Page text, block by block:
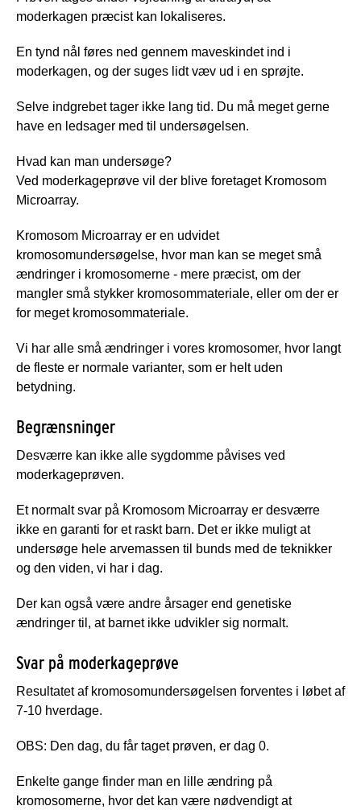
moderkagen præcist kan lokaliseres.
En tynd nål føres ned gennem maveskindet ind i
moderkagen, og der suges lidt væv ud i en sprøjte.
Selve indgrebet tager ikke lang tid. Du må meget gerne
have en ledsager med til undersøgelsen.
Hvad kan man undersøge?
Ved moderkageprøve vil der blive foretaget Kromosom
Microarray.
Kromosom Microarray er en udvidet
kromosomundersøgelse, hvor man kan se meget små
ændringer i kromosomerne - mere præcist, om der
mangler små stykker kromosommateriale, eller om der er
for meget kromosommateriale.
Vi har alle små ændringer i vores kromosomer, hvor langt
de fleste er normale varianter, som er helt uden
betydning.
Begrænsninger
Desværre kan ikke alle sygdomme påvises ved
moderkageprøven.
Et normalt svar på Kromosom Microarray er desværre
ikke en garanti for et raskt barn. Det er ikke muligt at
undersøge hele arvemassen til bunds med de teknikker
og den viden, vi har i dag.
Der kan også være andre årsager end genetiske
ændringer til, at barnet ikke udvikler sig normalt.
Svar på moderkageprøve
Resultatet af kromosomundersøgelsen forventes i løbet af
7-10 hverdage.
OBS: Den dag, du får taget prøven, er dag 0.
Enkelte gange finder man en lille ændring på
kromosomerne, hvor det kan være nødvendigt at